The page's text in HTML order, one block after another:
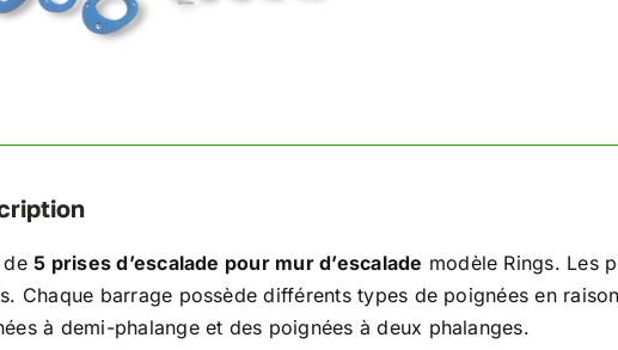
de5 prises d’escalade pour mur d’escalade modèle Rings. Les
Chaque barrage possède différents types de poignées en
à demi-phalange et des poignées à deux phalanges.